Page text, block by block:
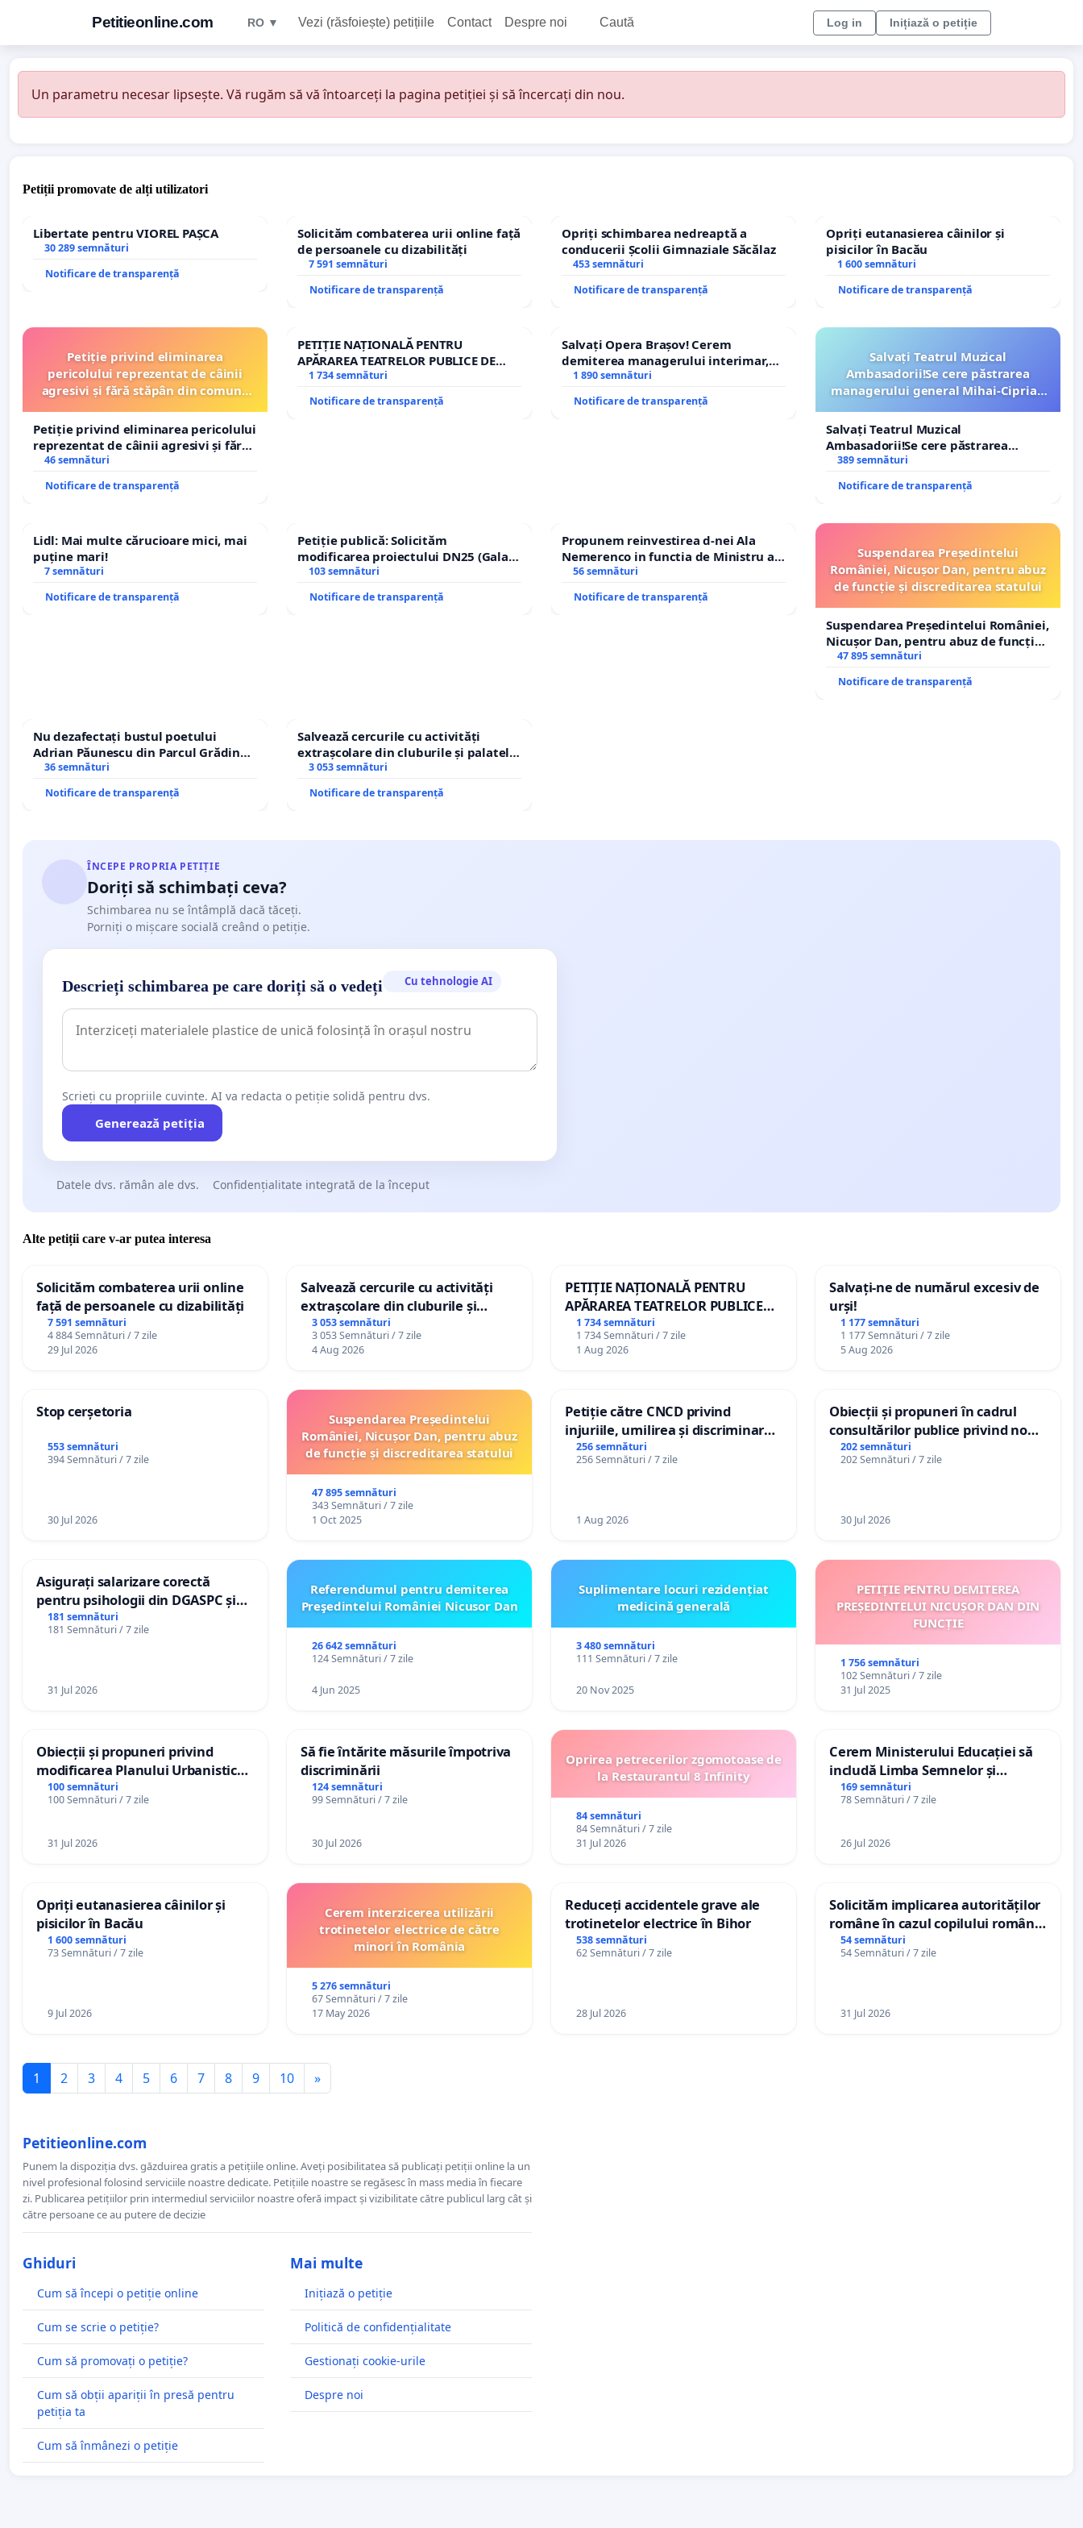
Petitieonline.com RO ▼ Vezi (răsfoiește) petițiile Contact Despre noi Caută Log in Inițiază o petiție
Un parametru necesar lipsește. Vă rugăm să vă întoarceți la pagina petiției și să încercați din nou.
Petiții promovate de alți utilizatori
Libertate pentru VIOREL PAȘCA
30 289 semnături
Notificare de transparență
Solicităm combaterea urii online față
de persoanele cu dizabilități
7 591 semnături
Notificare de transparență
Opriți schimbarea nedreaptă a
conducerii Școlii Gimnaziale Săcălaz
453 semnături
Notificare de transparență
Opriți eutanasierea câinilor și
pisicilor în Bacău
1 600 semnături
Notificare de transparență
Petiție privind eliminarea
pericolului reprezentat de câinii
agresivi și fără stăpân din comuna
Petiție privind eliminarea pericolului
reprezentat de câinii agresivi și fără
stăpân din comuna Tunari
46 semnături
Notificare de transparență
PETIȚIE NAȚIONALĂ PENTRU
APĂRAREA TEATRELOR PUBLICE DE
REPERTORIU DIN ROMÂNIA
1 734 semnături
Notificare de transparență
Salvați Opera Brașov! Cerem
demiterea managerului interimar,
Petrean Lucian-Marius!
1 890 semnături
Notificare de transparență
Salvați Teatrul Muzical
Ambasadorii!Se cere păstrarea
managerului general Mihai-Ciprian
Salvați Teatrul Muzical
Ambasadorii!Se cere păstrarea
managerului general Mihai-Ciprian
ROGOJAN
389 semnături
Notificare de transparență
Lidl: Mai multe cărucioare mici, mai
puține mari!
7 semnături
Notificare de transparență
Petiție publică: Solicităm
modificarea proiectului DN25 (Galați
– Hanu Conachi) prin devierea
traseului în afara localităților!
103 semnături
Notificare de transparență
Propunem reinvestirea d-nei Ala
Nemerenco in functia de Ministru al
Sanatatii
56 semnături
Notificare de transparență
Suspendarea Președintelui
României, Nicușor Dan, pentru abuz
de funcție și discreditarea statului
Suspendarea Președintelui României,
Nicușor Dan, pentru abuz de funcție
și discreditarea statului
47 895 semnături
Notificare de transparență
Nu dezafectați bustul poetului
Adrian Păunescu din Parcul Grădina
Icoanei! Stop cenzurii culturale!
36 semnături
Notificare de transparență
Salvează cercurile cu activități
extrașcolare din cluburile și palatele
copiilor
3 053 semnături
Notificare de transparență
ÎNCEPE PROPRIA PETIȚIE
Doriți să schimbați ceva?
Schimbarea nu se întâmplă dacă tăceți.
Porniți o mișcare socială creând o petiție.
Descrieți schimbarea pe care doriți să o vedeți Cu tehnologie AI
Scrieți cu propriile cuvinte. AI va redacta o petiție solidă pentru dvs.
Generează petiția
Datele dvs. rămân ale dvs. Confidențialitate integrată de la început
Alte petiții care v-ar putea interesa
Solicităm combaterea urii online
față de persoanele cu dizabilități
7 591 semnături
4 884 Semnături / 7 zile
29 Jul 2026
Salvează cercurile cu activități
extrașcolare din cluburile și
palatele copiilor
3 053 semnături
3 053 Semnături / 7 zile
4 Aug 2026
PETIȚIE NAȚIONALĂ PENTRU
APĂRAREA TEATRELOR PUBLICE
DE REPERTORIU DIN ROMÂNIA
1 734 semnături
1 734 Semnături / 7 zile
1 Aug 2026
Salvați-ne de numărul excesiv de
urși!
1 177 semnături
1 177 Semnături / 7 zile
5 Aug 2026
Stop cerșetoria
553 semnături
394 Semnături / 7 zile
30 Jul 2026
Suspendarea Președintelui
României, Nicușor Dan, pentru abuz
de funcție și discreditarea statului
47 895 semnături
343 Semnături / 7 zile
1 Oct 2025
Petiție către CNCD privind
injuriile, umilirea și discriminarea
persoanelor cu dizabilități de
către utilizatorul TikTok „Gorici”
256 semnături
256 Semnături / 7 zile
1 Aug 2026
Obiecții și propuneri în cadrul
consultărilor publice privind noul
Plan Urbanistic General (PUG)
Ialoveni
202 semnături
202 Semnături / 7 zile
30 Jul 2026
Asigurați salarizare corectă
pentru psihologii din DGASPC și
spitale
181 semnături
181 Semnături / 7 zile
31 Jul 2026
Referendumul pentru demiterea
Preşedintelui României Nicusor Dan
26 642 semnături
124 Semnături / 7 zile
4 Jun 2025
Suplimentare locuri rezidențiat
medicină generală
3 480 semnături
111 Semnături / 7 zile
20 Nov 2025
PETIȚIE PENTRU DEMITEREA
PREȘEDINTELUI NICUȘOR DAN DIN
FUNCȚIE
1 756 semnături
102 Semnături / 7 zile
31 Jul 2025
Obiecții și propuneri privind
modificarea Planului Urbanistic
General al orașului Ialoveni
100 semnături
100 Semnături / 7 zile
31 Jul 2026
Să fie întărite măsurile împotriva
discriminării
124 semnături
99 Semnături / 7 zile
30 Jul 2026
Oprirea petrecerilor zgomotoase de
la Restaurantul 8 Infinity
84 semnături
84 Semnături / 7 zile
31 Jul 2026
Cerem Ministerului Educației să
includă Limba Semnelor și
alfabetul Braille în școlile din
Republica Moldova!
169 semnături
78 Semnături / 7 zile
26 Jul 2026
Opriți eutanasierea câinilor și
pisicilor în Bacău
1 600 semnături
73 Semnături / 7 zile
9 Jul 2026
Cerem interzicerea utilizării
trotinetelor electrice de către
minori în România
5 276 semnături
67 Semnături / 7 zile
17 May 2026
Reduceți accidentele grave ale
trotinetelor electrice în Bihor
538 semnături
62 Semnături / 7 zile
28 Jul 2026
Solicităm implicarea autorităților
române în cazul copilului român
Wiliam Kristian Gheorghe, aflat în
plasament în Danemarca de 12
54 semnături
54 Semnături / 7 zile
31 Jul 2026
1 2 3 4 5 6 7 8 9 10 »
Petitieonline.com
Punem la dispoziția dvs. găzduirea gratis a petițiile online. Aveți posibilitatea să publicați petiții online la un
nivel profesional folosind serviciile noastre dedicate. Petițiile noastre se regăsesc în mass media în fiecare
zi. Publicarea petițiilor prin intermediul serviciilor noastre oferă impact și vizibilitate către publicul larg cât și
către persoane ce au putere de decizie
Ghiduri
Cum să începi o petiție online
Cum se scrie o petiție?
Cum să promovați o petiție?
Cum să obții apariții în presă pentru
petiția ta
Cum să înmânezi o petiție
Mai multe
Inițiază o petiție
Politică de confidențialitate
Gestionați cookie-urile
Despre noi